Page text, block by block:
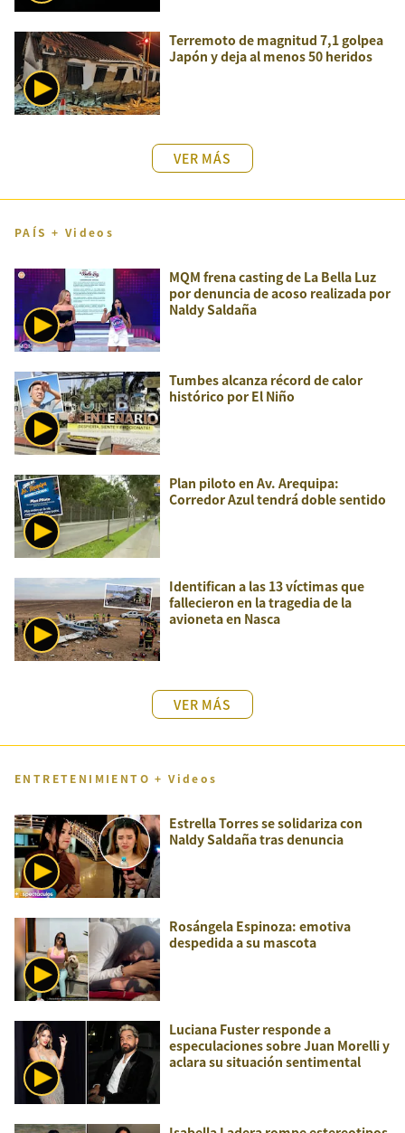
Terremoto de magnitud 7,1 golpea
Japón y deja al menos 50 heridos
VER MÁS
PAÍS + Videos
MQM frena casting de La Bella Luz
por denuncia de acoso realizada por
Naldy Saldaña
Tumbes alcanza récord de calor
histórico por El Niño
Plan piloto en Av. Arequipa:
Corredor Azul tendrá doble sentido
Identifican a las 13 víctimas que
fallecieron en la tragedia de la
avioneta en Nasca
VER MÁS
ENTRETENIMIENTO + Videos
Estrella Torres se solidariza con
Naldy Saldaña tras denuncia
Rosángela Espinoza: emotiva
despedida a su mascota
Luciana Fuster responde a
especulaciones sobre Juan Morelli y
aclara su situación sentimental